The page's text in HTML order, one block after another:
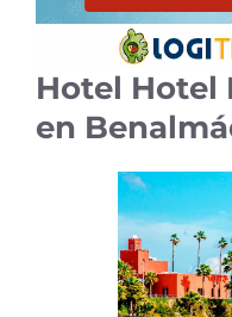
Hotel Hotel
en